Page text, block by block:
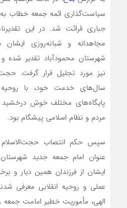
سیاست‌گذاری ائمه جمعه خطاب
جباری قرائت شد. در این
مجاهدانه و شبانه‌روزی
شهرستان محمودآباد تقدیر شده
نیز مورد تجلیل قرار گرفت.
سال‌های خدمت خود، با روحیه
پایگاه‌های مختلف خوش
مردم و نظام اسلامی پیشگام بود.
سپس حکم انتصاب
عنوان امام جمعه جدید
ایشان از فرزندان همین دیار و
عملی و روحیه انقلابی معرفی
الهی، مأموریت خطیر امامت جمعه